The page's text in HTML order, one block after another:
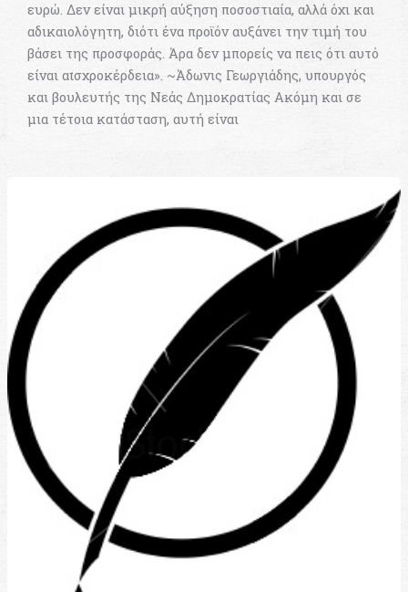
ευρώ. Δεν είναι μικρή αύξηση ποσοστιαία, αλλά όχι και
αδικαιολόγητη, διότι ένα προϊόν αυξάνει την τιμή του
βάσει της προσφοράς. Άρα δεν μπορείς να πεις ότι αυτό
είναι αισχροκέρδεια». ~Άδωνις Γεωργιάδης, υπουργός
και βουλευτής της Νεάς Δημοκρατίας Ακόμη και σε
μια τέτοια κατάσταση, αυτή είναι